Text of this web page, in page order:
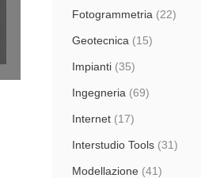
Fotogrammetria (22)
Geotecnica (15)
Impianti (35)
Ingegneria (69)
Internet (17)
Interstudio Tools (31)
Modellazione (41)